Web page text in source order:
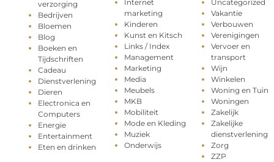
verzorging
Bedrijven
Bloemen
Blog
Boeken en
Tijdschriften
Cadeau
Dienstverlening
Dieren
Electronica en
Computers
Energie
Entertainment
Eten en drinken
Internet
marketing
Kinderen
Kunst en Kitsch
Links / Index
Management
Marketing
Media
Meubels
MKB
Mobiliteit
Mode en Kleding
Muziek
Onderwijs
Uncategorized
Vakantie
Verbouwen
Verenigingen
Vervoer en
transport
Wijn
Winkelen
Woning en Tuin
Woningen
Zakelijk
Zakelijke
dienstverlening
Zorg
ZZP